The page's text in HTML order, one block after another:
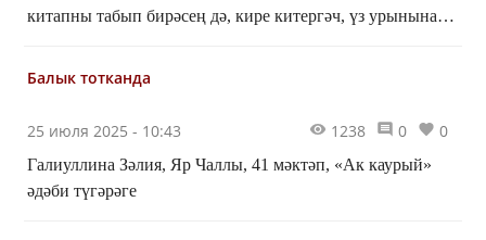
китапны табып бирәсең дә, кире китергәч, үз урынына
Балык тотканда
25 июля 2025 - 10:43 1238 0 0
Галиуллина Зәлия, Яр Чаллы, 41 мәктәп, «Ак каурый»
әдәби түгәрәге